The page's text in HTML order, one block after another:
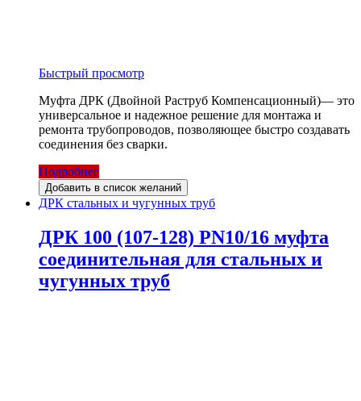
Быстрый просмотр
Муфта ДРК (Двойной Раструб Компенсационный)— это
универсальное и надежное решение для монтажа и
ремонта трубопроводов, позволяющее быстро создавать
соединения без сварки.
Подробнее
Добавить в список желаний
ДРК стальных и чугунных труб
ДРК 100 (107-128) PN10/16 муфта
соединительная для стальных и
чугунных труб